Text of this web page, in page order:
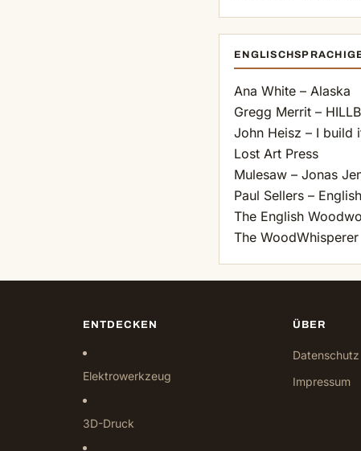
Ana White – Alaska
Gregg Merrit –
John Heisz – I build
Lost Art Press
Mulesaw – Jonas
Paul Sellers –
The English
The WoodWhisperer
ENTDECKEN
Elektrowerkzeug
3D-Druck
ÜBER
Datenschutz
Impressum